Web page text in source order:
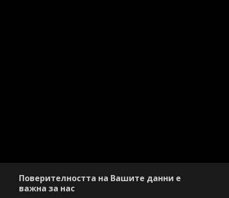
Поверителността на Вашите данни е
важна за нас